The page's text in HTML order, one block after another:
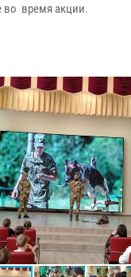
во время акции.